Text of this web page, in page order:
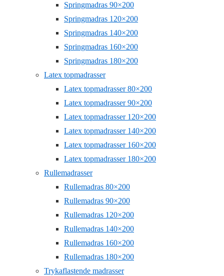
Springmadras 90×200
Springmadras 120×200
Springmadras 140×200
Springmadras 160×200
Springmadras 180×200
Latex topmadrasser
Latex topmadrasser 80×200
Latex topmadrasser 90×200
Latex topmadrasser 120×200
Latex topmadrasser 140×200
Latex topmadrasser 160×200
Latex topmadrasser 180×200
Rullemadrasser
Rullemadras 80×200
Rullemadras 90×200
Rullemadras 120×200
Rullemadras 140×200
Rullemadras 160×200
Rullemadras 180×200
Trykaflastende madrasser